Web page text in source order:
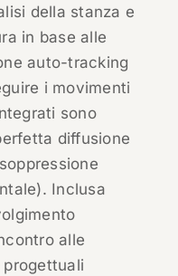
della stanza e
in base alle
auto-tracking
i movimenti
sono
diffusione
Inclusa
alle